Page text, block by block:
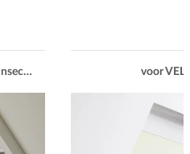
Supplente dakraam plissé met insectenhor voor